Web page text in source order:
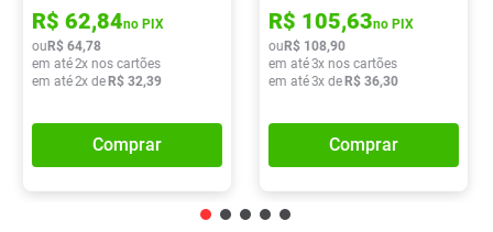
R$ 62,84no PIX
ou R$ 64,78
em até2x nos cartões
em até2x de R$ 32,39
Comprar
R$ 105,63no PIX
ou R$ 108,90
em até3x nos cartões
em até3x de R$ 36,30
Comprar